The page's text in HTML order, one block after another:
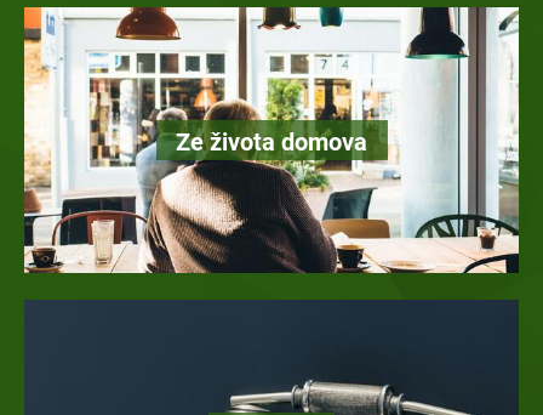
Ze života domova